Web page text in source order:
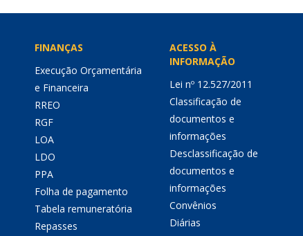
FINANÇAS
Execução Orçamentária
e Financeira
RREO
RGF
LOA
LDO
PPA
Folha de pagamento
Tabela remuneratória
Repasses
ACESSO À
INFORMAÇÃO
Lei nº 12.527/2011
Classificação de
documentos e
informações
Desclassificação de
documentos e
informações
Convênios
Diárias